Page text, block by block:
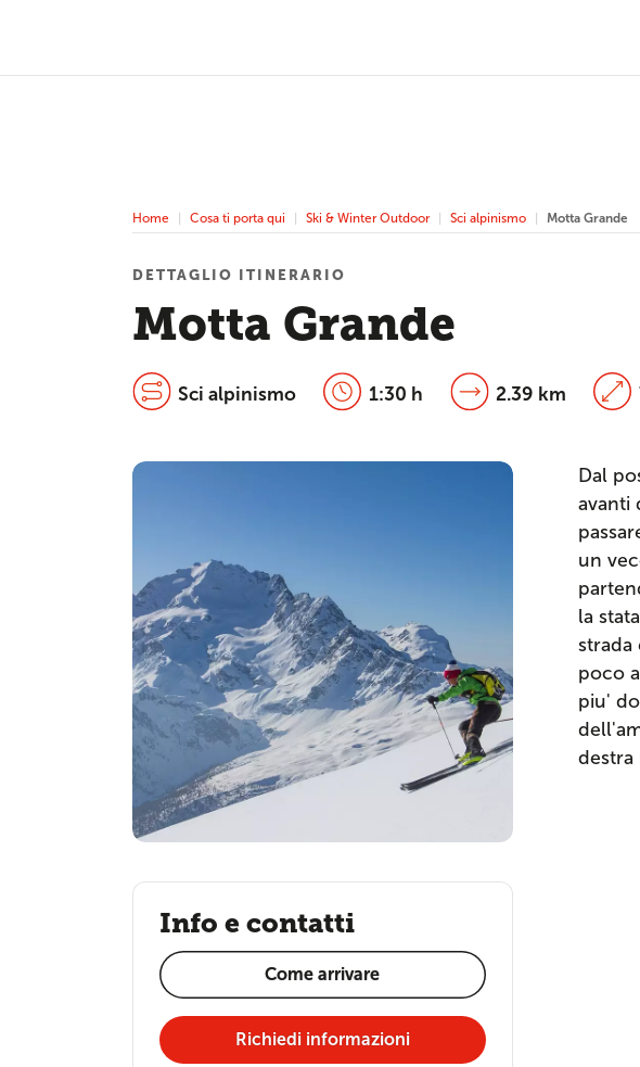
Home Cosa ti porta qui Ski & Winter Outdoor Sci alpinismo Motta Grande
Motta Grande
DETTAGLIO ITINERARIO
Sci alpinismo 1:30 h 2.39 km
Dal
avanti
un
la
strada
poco
piu'
destra
Info e contatti
Come arrivare
Richiedi informazioni